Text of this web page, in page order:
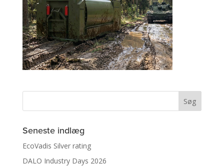
Seneste indlæg
EcoVadis Silver rating
DALO Industry Days 2026